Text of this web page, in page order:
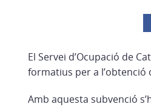
El Servei d’Ocupació de
formatius per a l’obtenció
Amb aquesta subvenció